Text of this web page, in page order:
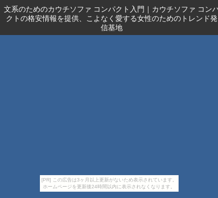
[PR] この広告は3ヶ月以上更新がないため表示されています。
ホームページを更新後24時間以内に表示されなくなります。
文系のためのカウチソファ コンパクト入門 ｜ カウチソファ コン
クトの格安情報を提供、こよなく愛する女性のためのトレンド発
信基地